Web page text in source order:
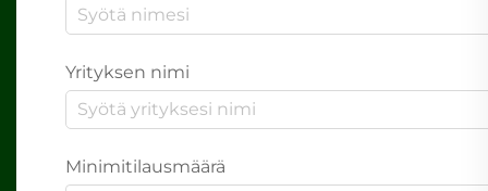
Yrityksen nimi
Minimitilausmäärä